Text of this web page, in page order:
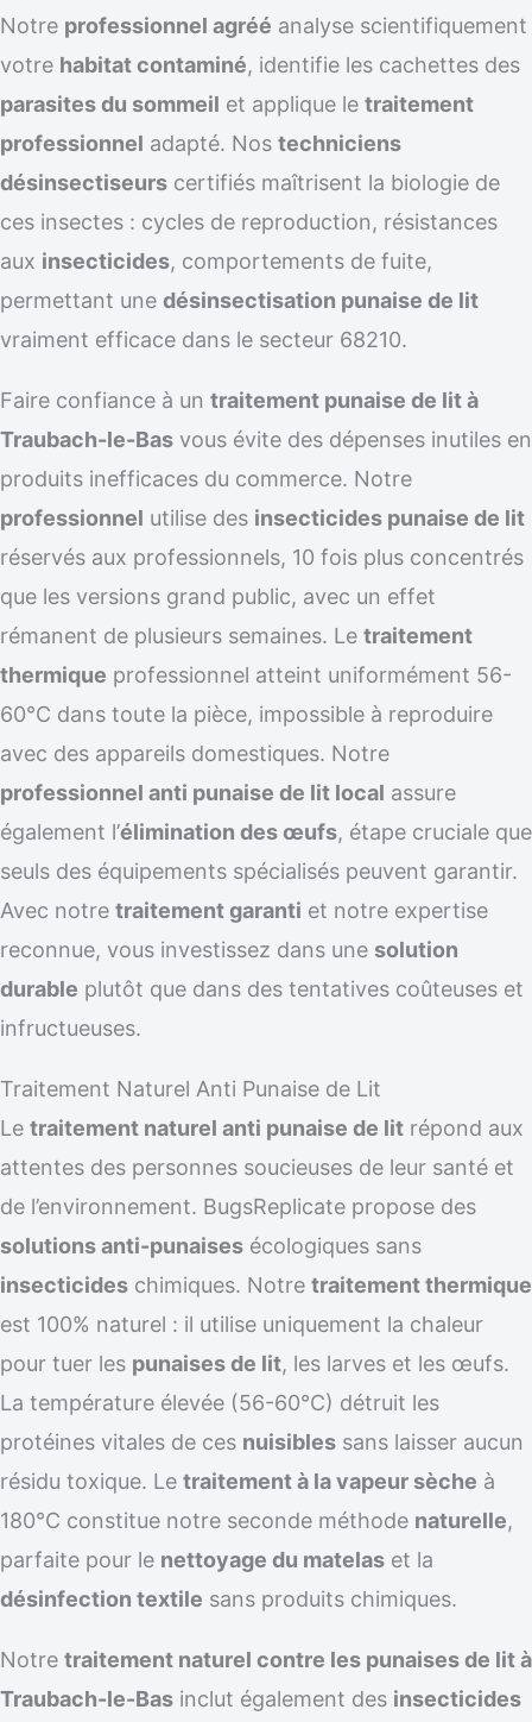
Notre professionnel agréé analyse scientifiquement
votre habitat contaminé, identifie les cachettes des
parasites du sommeil et applique le traitement
professionnel adapté. Nos techniciens
désinsectiseurs certifiés maîtrisent la biologie de
ces insectes : cycles de reproduction, résistances
aux insecticides, comportements de fuite,
permettant une désinsectisation punaise de lit
vraiment efficace dans le secteur 68210.
Faire confiance à un traitement punaise de lit à
Traubach-le-Bas vous évite des dépenses inutiles en
produits inefficaces du commerce. Notre
professionnel utilise des insecticides punaise de lit
réservés aux professionnels, 10 fois plus concentrés
que les versions grand public, avec un effet
rémanent de plusieurs semaines. Le traitement
thermique professionnel atteint uniformément 56-
60°C dans toute la pièce, impossible à reproduire
avec des appareils domestiques. Notre
professionnel anti punaise de lit local assure
également l’élimination des œufs, étape cruciale que
seuls des équipements spécialisés peuvent garantir.
Avec notre traitement garanti et notre expertise
reconnue, vous investissez dans une solution
durable plutôt que dans des tentatives coûteuses et
infructueuses.
Traitement Naturel Anti Punaise de Lit
Le traitement naturel anti punaise de lit répond aux
attentes des personnes soucieuses de leur santé et
de l’environnement. BugsReplicate propose des
solutions anti-punaises écologiques sans
insecticides chimiques. Notre traitement thermique
est 100% naturel : il utilise uniquement la chaleur
pour tuer les punaises de lit, les larves et les œufs.
La température élevée (56-60°C) détruit les
protéines vitales de ces nuisibles sans laisser aucun
résidu toxique. Le traitement à la vapeur sèche à
180°C constitue notre seconde méthode naturelle,
parfaite pour le nettoyage du matelas et la
désinfection textile sans produits chimiques.
Notre traitement naturel contre les punaises de lit à
Traubach-le-Bas inclut également des insecticides